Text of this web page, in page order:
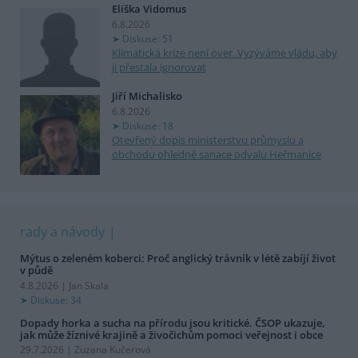
Eliška Vidomus
6.8.2026
Diskuse: 51
Klimatická krize není over. Vyzýváme vládu, aby
ji přestala ignorovat
Jiří Michalisko
6.8.2026
Diskuse: 18
Otevřený dopis ministerstvu průmyslu a
obchodu ohledně sanace odvalu Heřmanice
rady a návody
Mýtus o zeleném koberci: Proč anglický trávník v létě zabíjí život
v půdě
4.8.2026 | Jan Skala
Diskuse: 34
Dopady horka a sucha na přírodu jsou kritické. ČSOP ukazuje,
jak může žíznivé krajině a živočichům pomoci veřejnost i obce
29.7.2026 | Zuzana Kučerová